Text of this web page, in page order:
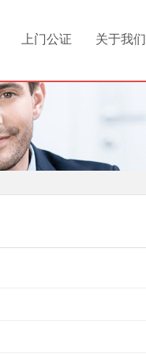
上门公证 关于我们